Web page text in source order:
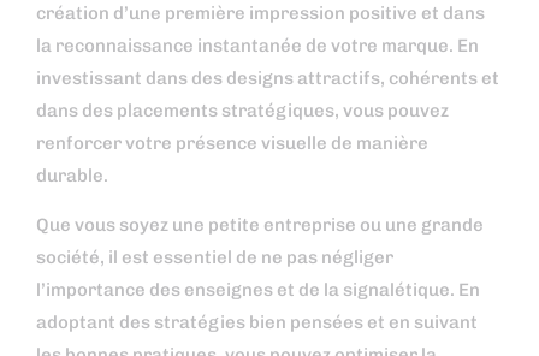
création d’une première impression positive et dans
la reconnaissance instantanée de votre marque. En
investissant dans des designs attractifs, cohérents et
dans des placements stratégiques, vous pouvez
renforcer votre présence visuelle de manière
durable.
Que vous soyez une petite entreprise ou une grande
société, il est essentiel de ne pas négliger
l’importance des enseignes et de la signalétique. En
adoptant des stratégies bien pensées et en suivant